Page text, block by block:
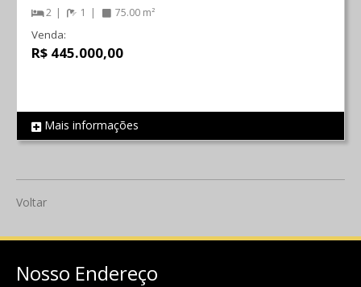
REF 754
2 1 75.00 m²
Venda:
R$ 445.000,00
Mais informações
Voltar
Nosso Endereço